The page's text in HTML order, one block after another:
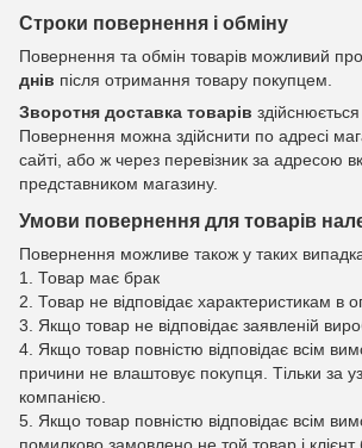
Строки повернення і обміну
Повернення та обмін товарів можливий
днів після отримання товару покупцем.
Зворотня доставка товарів
Повернення можна здійснити по адресі
сайті, або ж через перевізник за адресою
представником магазину.
Умови повернення для товарів
Повернення можливе також у таких
1. Товар має брак
2. Товар не відповідає характеристикам в
3. Якщо товар не відповідає заявленій
4. Якщо товар повністю відповідає всім
причини не влаштовує покупця. Тільки за
компанією.
5. Якщо товар повністю відповідає всім